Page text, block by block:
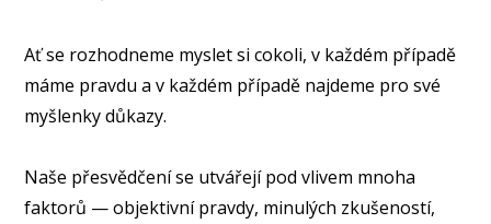
Ať se rozhodneme myslet si cokoli, v každém případě
máme pravdu a v každém případě najdeme pro své
myšlenky důkazy.
Naše přesvědčení se utvářejí pod vlivem mnoha
faktorů — objektivní pravdy, minulých zkušeností,